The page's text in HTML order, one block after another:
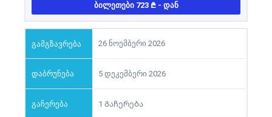
ᲑᲘᲚᲔᲗᲔᲑᲘ 723 - ᲓᲐᲜ
26 ნოემბერი 2026
5 დეკემბერი 2026
1 Გაჩერება